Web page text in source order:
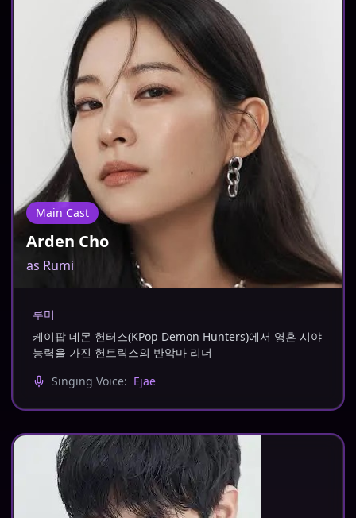
Main Cast
Arden Cho
as Rumi
루미
케이팝 데몬 헌터스(KPop Demon Hunters)에서 영혼 시야
능력을 가진 헌트릭스의 반악마 리더
Singing Voice: Ejae